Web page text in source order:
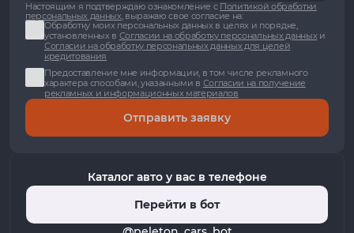
Настоящим я подтверждаю ознакомление с Политикой обработки
персональных данных, выражаю свое согласие на:
Обработку моих персональных данных в целях и порядке,
установленных в Согласии на обработку персональных данныхи
Согласии на обработку персональных данных для целей
кредитования
Предоставление мне информации, в том числе рекламного
характера способами, указанными в Согласии на получение
рекламных и информационных материалов
Отправить заявку
Каталог авто у вас в телефоне
Перейти в бот